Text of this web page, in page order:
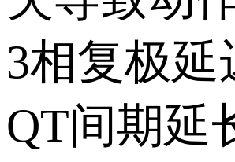
3相复极延
QT间期延